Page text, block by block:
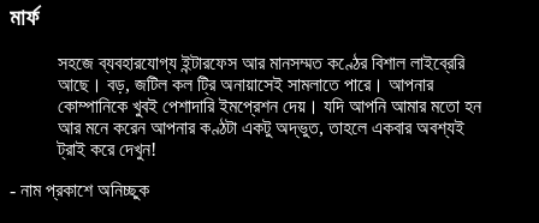
মার্ফ
সহজে ব্যবহারযোগ্য ইন্টারফেস আর মানসম্মত কণ্ঠের বিশাল লাইব্রেরি
আছে। বড়, জটিল কল ট্রি অনায়াসেই সামলাতে পারে। আপনার
কোম্পানিকে খুবই পেশাদারি ইমপ্রেশন দেয়। যদি আপনি আমার মতো হন
আর মনে করেন আপনার কণ্ঠটা একটু অদ্ভুত, তাহলে একবার অবশ্যই
ট্রাই করে দেখুন!
- নাম প্রকাশে অনিচ্ছুক